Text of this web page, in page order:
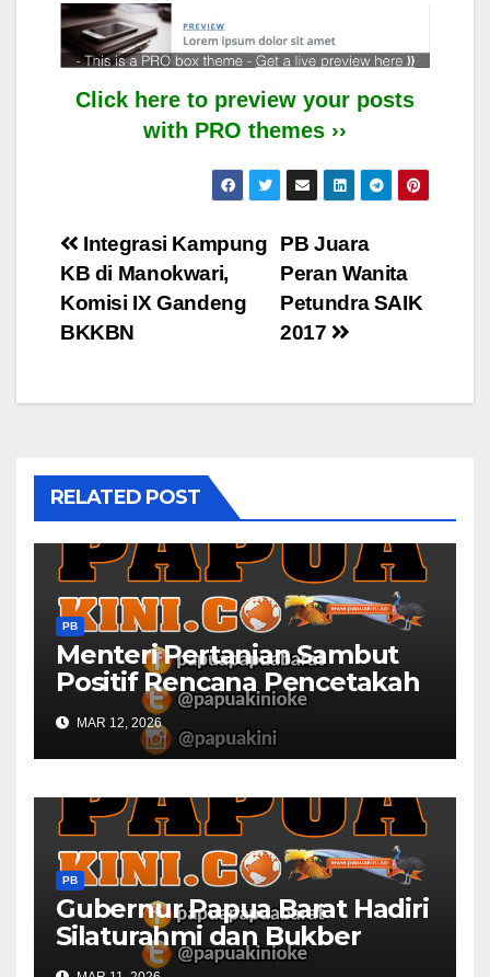
Click here to preview your posts
with PRO themes ››
Post
navigation
PB Juara
Peran Wanita
Petundra SAIK
2017
Integrasi Kampung
KB di Manokwari,
Komisi IX Gandeng
BKKBN
RELATED POST
PB
Menteri Pertanian Sambut
Positif Rencana Pencetakah
Sawah dan Ladang di Papua
Barat
MAR 12, 2026
PB
Gubernur Papua Barat Hadiri
Silaturahmi dan Bukber
Bersama DPR RI dan